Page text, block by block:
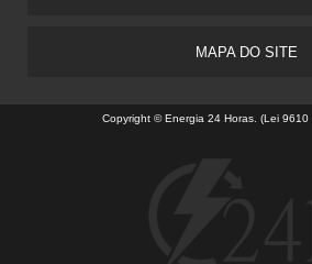
MAPA DO SITE
Copyright © Energia 24 Horas. (Lei